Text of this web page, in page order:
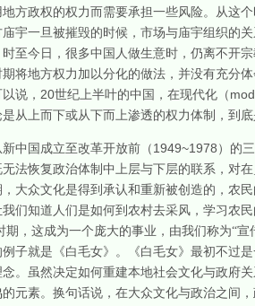
方政权的权力而需要承担一些风险。从这
宇一旦被摧毁的时候，市场与庙宇组织
至今日，很多中国人做生意时，仍离不开
将地方权力加以分化的做法，并没有充分
说， 20世纪上半叶的中国，在现代化（
从上而下或从下而上渗透的权力体制，到
中国成立至改革开放前（ 1949~1978 ）的
法恢复政治体制中上层与下层的联系，对
大众文化是得到承认和重新被创造的，农
们知道人们是如何到农村去采风，学习农
期，这成为一个庞大的事业，由我们称为“
子就是《白毛女》。《白毛女》最初不过
。虽然决定如何重建本地社会文化与政府
元素。换句话说，在大众文化与政治之间